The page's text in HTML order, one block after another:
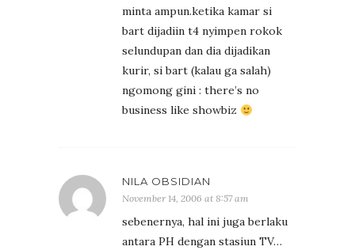
minta ampun.ketika kamar si
bart dijadiin t4 nyimpen rokok
selundupan dan dia dijadikan
kurir, si bart (kalau ga salah)
ngomong gini : there’s no
business like showbiz
NILA OBSIDIAN
November 14, 2006 at 8:57 am
sebenernya, hal ini juga berlaku
antara PH dengan stasiun TV…